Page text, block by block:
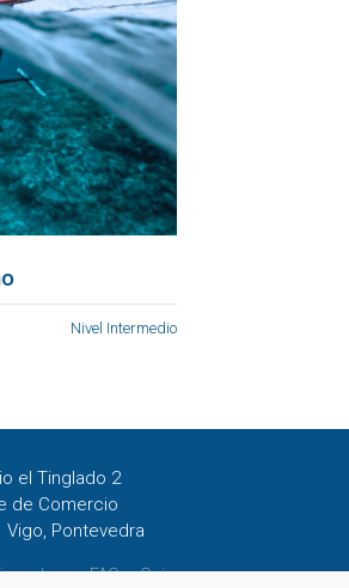
Nivel Intermedio
el Tinglado 2
de Comercio
Vigo, Pontevedra
al mar FAQs Quienes somos